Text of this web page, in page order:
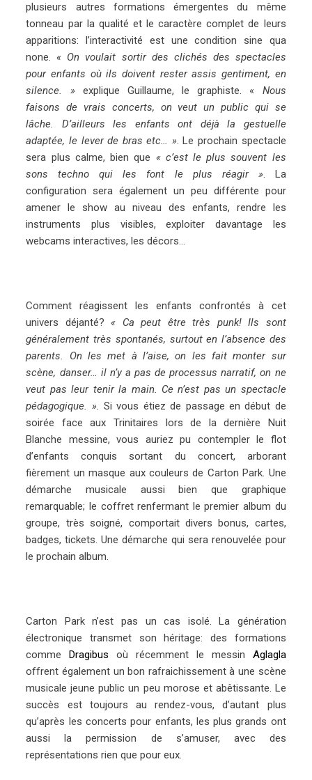
plusieurs autres formations émergentes du même
tonneau par la qualité et le caractère complet de leurs
apparitions: l’interactivité est une condition sine qua
none.« On voulait sortir des clichés des spectacles
pour enfants où ils doivent rester assis gentiment, en
silence. » explique Guillaume, le graphiste. « Nous
faisons de vrais concerts, on veut un public qui se
lâche. D’ailleurs les enfants ont déjà la gestuelle
adaptée, le lever de bras etc… ». Le prochain spectacle
sera plus calme, bien que « c’est le plus souvent les
sons techno qui les font le plus réagir ». La
configuration sera également un peu différente pour
amener le show au niveau des enfants, rendre les
instruments plus visibles, exploiter davantage les
webcams interactives, les décors…
Comment réagissent les enfants confrontés à cet
univers déjanté?« Ca peut être très punk! Ils sont
généralement très spontanés, surtout en l’absence des
parents. On les met à l’aise, on les fait monter sur
scène, danser… il n’y a pas de processus narratif, on ne
veut pas leur tenir la main. Ce n’est pas un spectacle
pédagogique. ».Si vous étiez de passage en début de
soirée face aux Trinitaires lors de la dernière Nuit
Blanche messine, vous auriez pu contempler le flot
d’enfants conquis sortant du concert, arborant
fièrement un masque aux couleurs de Carton Park. Une
démarche musicale aussi bien que graphique
remarquable; le coffret renfermant le premier album du
groupe, très soigné, comportait divers bonus, cartes,
badges, tickets. Une démarche qui sera renouvelée pour
le prochain album.
Carton Park n’est pas un cas isolé. La génération
électronique transmet son héritage: des formations
commeDragibus où récemment le messin Aglagla
offrent également un bon rafraichissement à une scène
musicale jeune public un peu morose et abêtissante. Le
succès est toujours au rendez-vous, d’autant plus
qu’après les concerts pour enfants, les plus grands ont
aussi la permission de s’amuser, avec des
représentations rien que pour eux.